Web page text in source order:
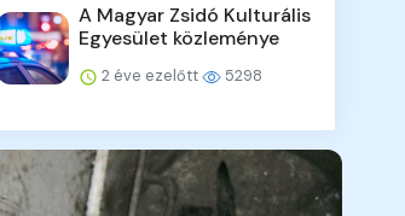
A Magyar Zsidó Kulturális
Egyesület közleménye
2 éve ezelőtt 5298